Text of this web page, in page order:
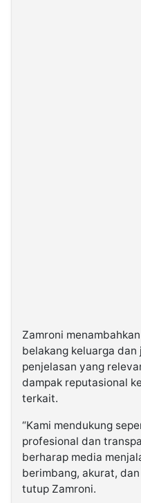
Zamroni
belakang keluarga
penjelasan yang
dampak reputasional
terkait.
“Kami mendukung
profesional dan
berharap media
berimbang, akurat,
tutup Zamroni.